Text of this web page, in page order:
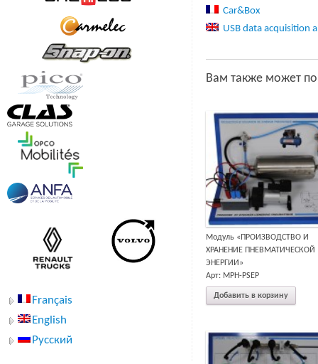
Car&Box
USB data acquisition
Вам также может
Модуль «ПРОИЗВОДСТВО И
ХРАНЕНИЕ ПНЕВМАТИЧЕСКОЙ
ЭНЕРГИИ»
Арт: MPH-PSEP
Добавить в корзину
Français
English
Русский